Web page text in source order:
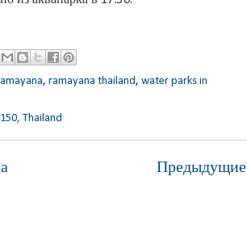
, ramayana thailand, water parks in
Thailand
Предыдущие